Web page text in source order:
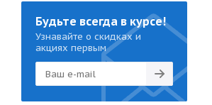
Будьте всегда в курсе!
Узнавайте о скидках и
акциях первым